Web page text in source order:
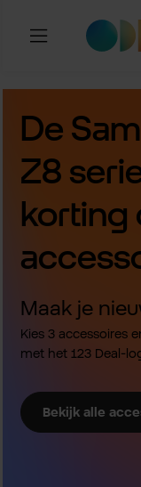
Ga naar de
De
Z8
korting
Maak je
Kies 3 accessoires
met het 123 Deal-
Bekijk alle